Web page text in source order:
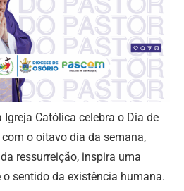
Católica celebra o Dia de
o oitavo dia da semana,
ressurreição, inspira uma
sentido da existência humana.